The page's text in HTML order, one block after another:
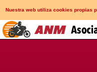
Nuestra web utiliza cookies propias